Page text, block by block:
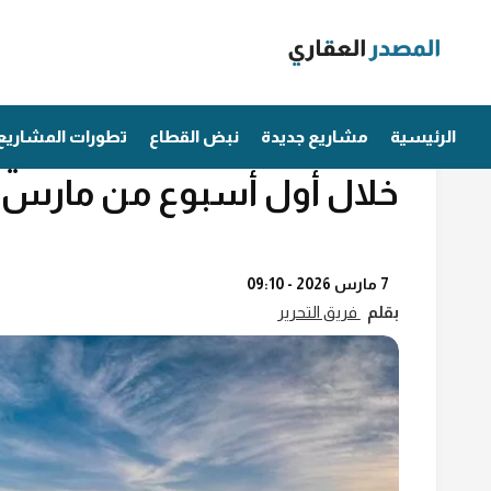
الرئيسية مشاريع جديدة نبض القطاع تطورات
خلال أول أسبوع من مارس 2026
7 مارس 2026 - 09:10
بقلم فريق التحرير